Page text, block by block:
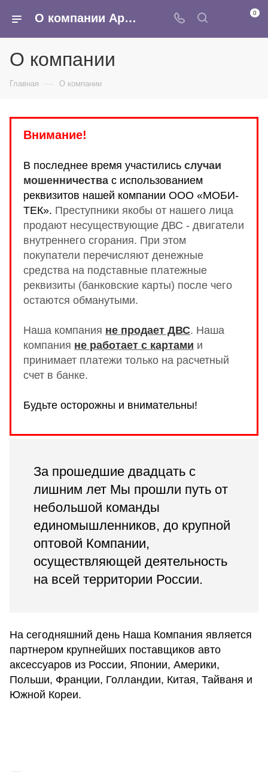
О компании Армина - оптовая продажа автоаксессуаров 0
О компании
Главная — О компании
Внимание!
В последнее время участились случаи
мошенничества с использованием
реквизитов нашей компании ООО «МОБИ-
ТЕК». Преступники якобы от нашего лица
продают несуществующие ДВС - двигатели
внутреннего сгорания. При этом
покупатели перечисляют денежные
средства на подставные платежные
реквизиты (банковские карты) после чего
остаются обманутыми.
Наша компания не продает ДВС. Наша
компания не работает с картами и
принимает платежи только на расчетный
счет в банке.
Будьте осторожны и внимательны!
За прошедшие двадцать с
лишним лет Мы прошли путь от
небольшой команды
единомышленников, до крупной
оптовой Компании,
осуществляющей деятельность
на всей территории России.
На сегодняшний день Наша Компания является
партнером крупнейших поставщиков авто
аксессуаров из России, Японии, Америки,
Польши, Франции, Голландии, Китая, Тайваня и
Южной Кореи.